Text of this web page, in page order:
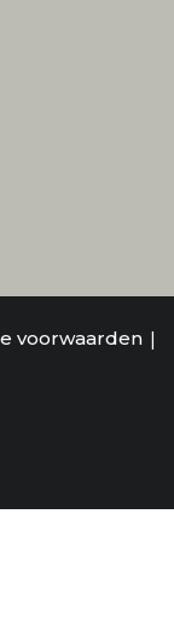
voorwaarden |